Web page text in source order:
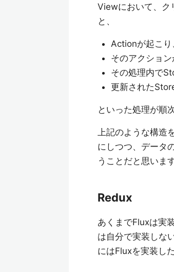
Viewにおいて、ク
と、
Actionが起こり
そのアクショ
その処理内で
更新された
といった処理が順
上記のような構造
にしつつ、データ
うことだと思います
Redux
あくまでFluxは実
は自分で実装しな
にはFluxを実装し